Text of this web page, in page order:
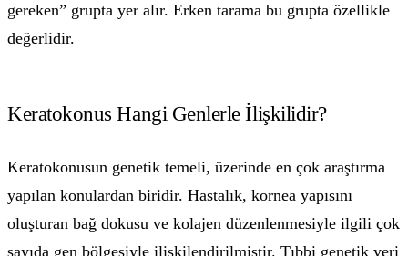
gereken” grupta yer alır. Erken tarama bu grupta özellikle
değerlidir.
Keratokonus Hangi Genlerle İlişkilidir?
Keratokonusun genetik temeli, üzerinde en çok araştırma
yapılan konulardan biridir. Hastalık, kornea yapısını
oluşturan bağ dokusu ve kolajen düzenlenmesiyle ilgili çok
sayıda gen bölgesiyle ilişkilendirilmiştir. Tıbbi genetik veri